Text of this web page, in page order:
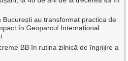
București au transformat practica de
în Geoparcul Internațional
BB în rutina zilnică de îngrijire a